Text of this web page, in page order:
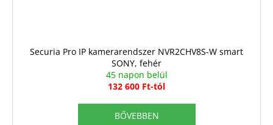
Securia Pro IP kamerarendszer NVR2CHV8S-W smart
SONY, fehér
45 napon belül
132 600 Ft-tól
BŐVEBBEN